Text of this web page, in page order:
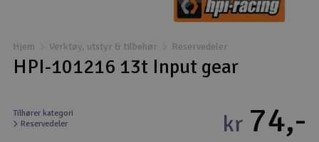
Droner
Fly
Hjem Verktøy, utstyr & tilbehør Reservedeler
HPI-101216 13t Input gear
Tilhører kategori
Reservedeler
kr 74,-